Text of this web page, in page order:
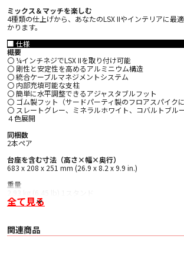
ミックス＆マッチを楽しむ
4種類の仕上げから、あなたのLSX IIやインテリアに最
かります。
■ 仕様
概要
〇 ¼インチネジでLSX IIを取り付け可能
〇 剛性と安定性を高めるアルミニウム構造
〇 統合ケーブルマネジメントシステム
〇 内部充填可能な支柱
〇 簡単に水平調整できるアジャスタブルフット
〇 ゴム製フット（サードパーティ製のフロアスパイクに
〇 スレートグレー、ミネラルホワイト、コバルトブル
４色展開
同梱数
2本ペア
台座を含む寸法（高さ×幅×奥行）
683 x 208 x 251 mm (26.9 x 8.2 x 9.9 in.)
重量
対応製品
LSX
全て見る
関連商品